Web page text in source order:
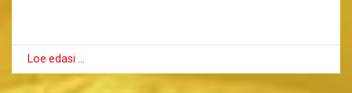
Loe edasi …